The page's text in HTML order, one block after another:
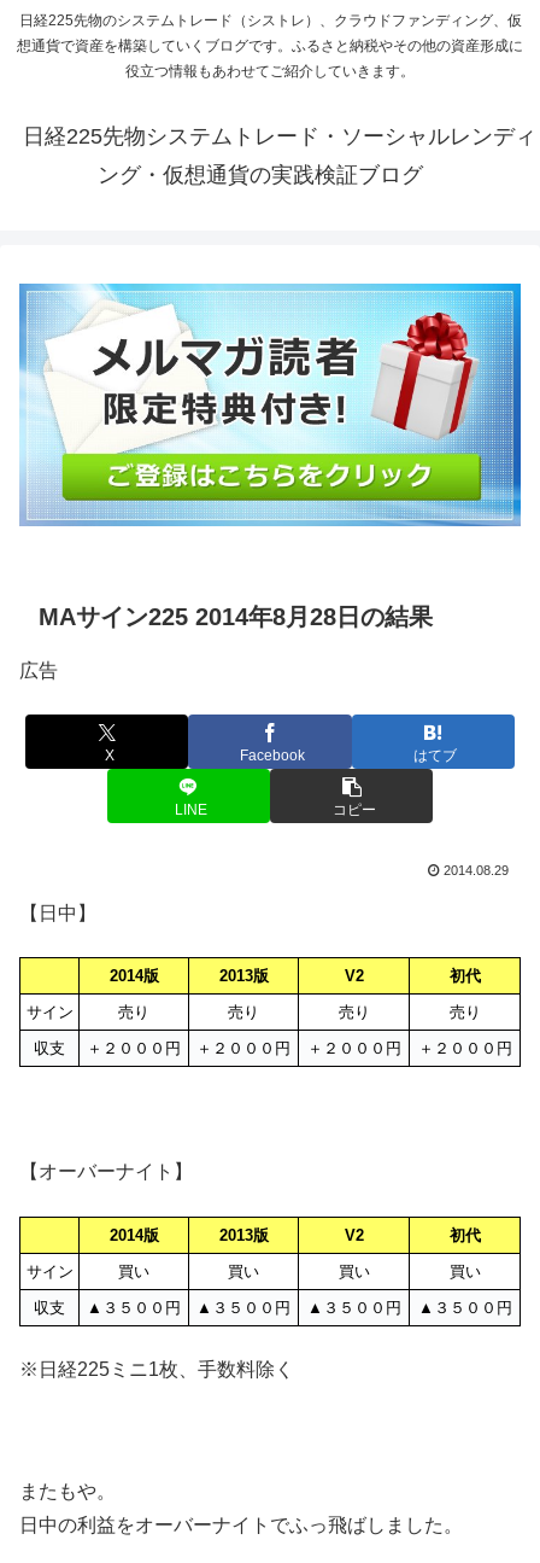
日経225先物のシステムトレード（シストレ）、クラウドファンディング、仮
想通貨で資産を構築していくブログです。ふるさと納税やその他の資産形成に
役立つ情報もあわせてご紹介していきます。
日経225先物システムトレード・ソーシャルレンディ
ング・仮想通貨の実践検証ブログ
MAサイン225 2014年8月28日の結果
広告
X Facebook はてブ
LINE コピー
2014.08.29
【日中】
2014版 2013版 V2
初代
サイン
売り 売り 売り
売り
収支
＋２０００円 ＋２０００円 ＋２０００円 ＋２０００円
【オーバーナイト】
2014版 2013版 V2
初代
サイン
買い 買い 買い
買い
収支
▲３５００円 ▲３５００円 ▲３５００円 ▲３５００円
※日経225ミニ1枚、手数料除く
またもや。
日中の利益をオーバーナイトでふっ飛ばしました。